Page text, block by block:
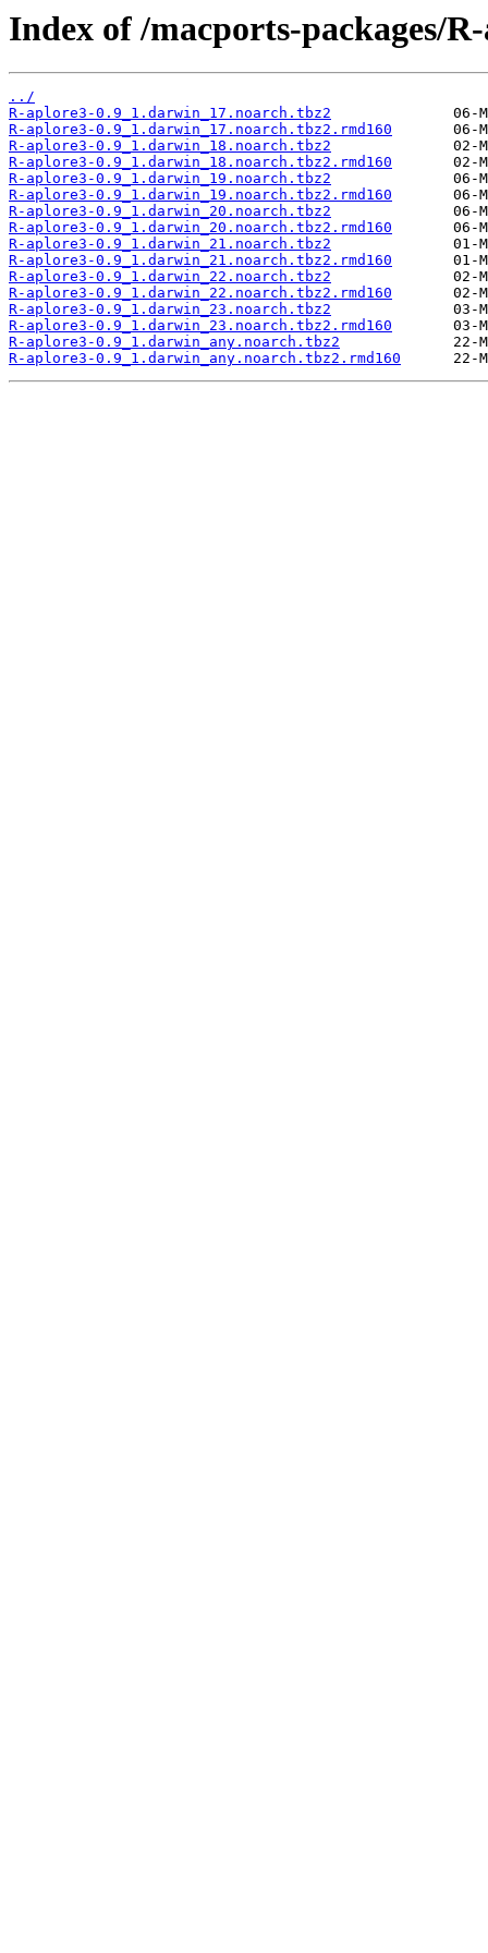
Index of /macports-packages/
../
R-aplore3-0.9_1.darwin_17.noarch.tbz2
R-aplore3-0.9_1.darwin_17.noarch.tbz2.rmd160
R-aplore3-0.9_1.darwin_18.noarch.tbz2
R-aplore3-0.9_1.darwin_18.noarch.tbz2.rmd160
R-aplore3-0.9_1.darwin_19.noarch.tbz2
R-aplore3-0.9_1.darwin_19.noarch.tbz2.rmd160
R-aplore3-0.9_1.darwin_20.noarch.tbz2
R-aplore3-0.9_1.darwin_20.noarch.tbz2.rmd160
R-aplore3-0.9_1.darwin_21.noarch.tbz2
R-aplore3-0.9_1.darwin_21.noarch.tbz2.rmd160
R-aplore3-0.9_1.darwin_22.noarch.tbz2
R-aplore3-0.9_1.darwin_22.noarch.tbz2.rmd160
R-aplore3-0.9_1.darwin_23.noarch.tbz2
R-aplore3-0.9_1.darwin_23.noarch.tbz2.rmd160
R-aplore3-0.9_1.darwin_any.noarch.tbz2
R-aplore3-0.9_1.darwin_any.noarch.tbz2.rmd160